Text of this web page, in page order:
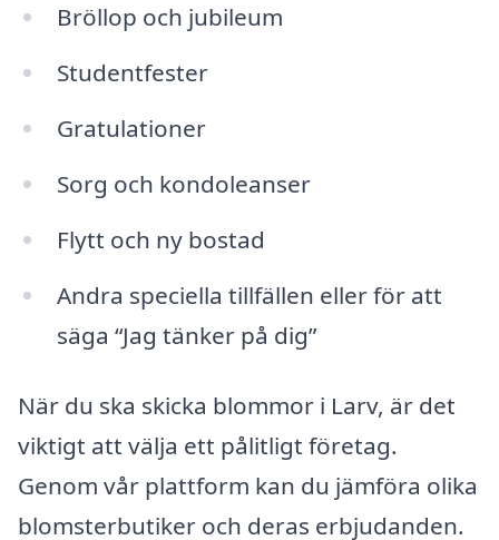
Bröllop och jubileum
Studentfester
Gratulationer
Sorg och kondoleanser
Flytt och ny bostad
Andra speciella tillfällen eller för att
säga “Jag tänker på dig”
När du ska skicka blommor i Larv, är det
viktigt att välja ett pålitligt företag.
Genom vår plattform kan du jämföra olika
blomsterbutiker och deras erbjudanden.